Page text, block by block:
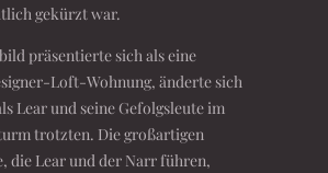
gekürzt war.
präsentierte sich als eine
Loft-Wohnung, änderte sich
Lear und seine Gefolgsleute im
trotzten. Die großartigen
die Lear und der Narr führen,